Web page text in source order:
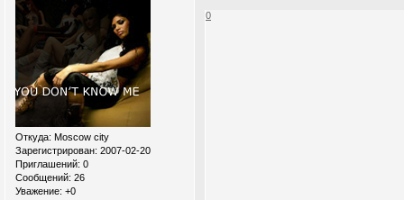
Откуда: Moscow city
Зарегистрирован: 2007-02-20
Приглашений: 0
Сообщений: 26
Уважение: +0
0